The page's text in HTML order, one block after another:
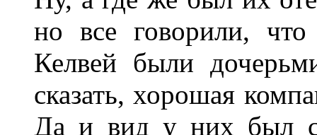
но все говорили,
Келвей были
сказать, хорошая
Да и вид у них был